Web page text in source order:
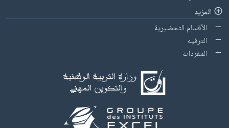
المزيد
الأقسام التحضيرية
الترفيه
المفردات